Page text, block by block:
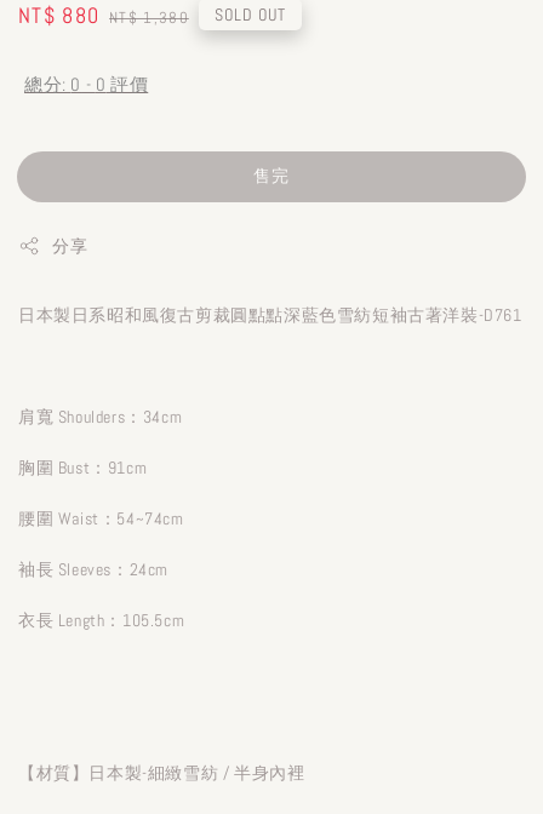
Sale
NT$ 880 Regular
NT$ 1,380 SOLD OUT
總分: 0 - 0 評價
售完
分享
日本製日系昭和風復古剪裁圓點點深藍色雪紡短袖古著洋裝-D761
肩寬 Shoulders：34cm
胸圍 Bust：91cm
腰圍 Waist：54~74cm
袖長 Sleeves：24cm
衣長 Length：105.5cm
【材質】日本製-細緻雪紡 / 半身內裡